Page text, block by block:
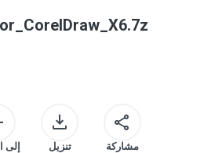
إلى تنزيل مشاركة